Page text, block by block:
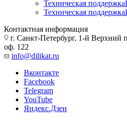
Техническая поддержка
Техническая поддержка
Контактная информация
г. Санкт-Петербург, 1-й Верхний
оф. 122
info@dilikat.ru
Вконтакте
Facebook
Telegram
YouTube
Яндекс.Дзен